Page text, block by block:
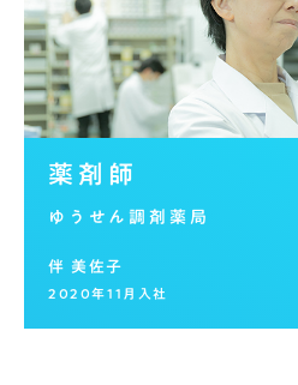
薬剤師
ゆうせん調剤薬局
伴 美佐子
2020年11月入社